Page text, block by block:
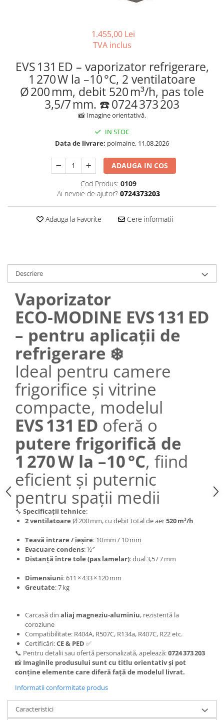
Ventilatoare EbmPapst
Ventilatoare WEIGUANG
Ventilatoare turbina
VENTILATOARE AXIALE
1.455,00 Lei
TVA inclus
EVS 131 ED – vaporizator refrigerare,
1 270 W la –10 °C, 2 ventilatoare
Ø 200 mm, debit 520 m³/h, pas tole
3,5/7 mm. ☎️ 0724 373 203
📸 Imagine orientativă.
IN STOC
Data de livrare: poimaine, 11.08.2026
ADAUGA IN COS
Cod Produs: 0109
Ai nevoie de ajutor? 0724373203
Adauga la Favorite Cere informatii
Descriere
Vaporizator
ECO‑MODINE EVS 131 ED
– pentru aplicații de
refrigerare ❄️
Ideal pentru camere
frigorifice și vitrine
compacte, modelul
EVS 131 ED oferă o
putere frigorifică de
1 270 W la –10 °C, fiind
eficient și puternic
pentru spații medii
🔧 Specificații tehnice:
2 ventilatoare Ø 200 mm, cu debit total de aer520 m³/h
Teavă intrare / ieșire: 10 mm / 10 mm
Evacuare condens: ½″
Distanță între tole (pas lamelar): dual 3,5 / 7 mm
Dimensiuni: 611 × 433 × 120 mm
Greutate: 7 kg
Carcasă din aliaj magneziu‑aluminiu, rezistentă la
coroziune
Compatibilitate: R404A, R507C, R134a, R407C, R22 etc.
Certificări:CE & PED ✅
📞 Pentru detalii sau ofertă personalizată, apelează:0724 373 203
📸 Imaginile produsului sunt cu titlu orientativ și pot
conține elemente care diferă față de modelul livrat.
Informatii conformitate produs
Caracteristici